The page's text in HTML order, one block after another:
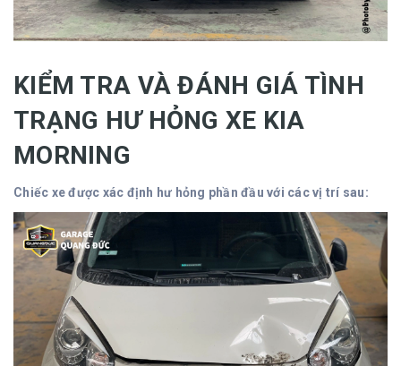
KIỂM TRA VÀ ĐÁNH GIÁ TÌNH
TRẠNG HƯ HỎNG XE KIA
MORNING
Chiếc xe được xác định hư hỏng phần đầu với các vị trí sau: